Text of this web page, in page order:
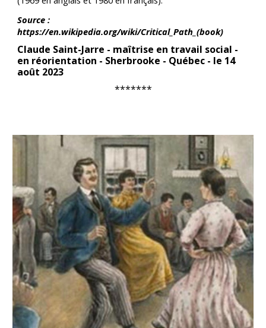
Source :
https://en.wikipedia.org/wiki/Critical_Path_(book)
Claude Saint-Jarre - maîtrise en travail social -
en réorientation - Sherbrooke - Québec - le 14
août 2023
*******